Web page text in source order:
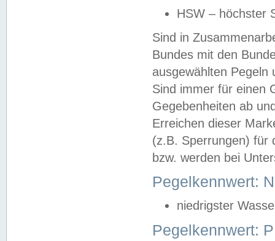
HSW – höchster
Sind in
Bundes mit den
ausgewählten
Sind immer für einen
Gegebenheiten ab
Erreichen dieser
(z.B. Sperrungen) für
bzw. werden bei
Pegelkennwert:
niedrigster
Pegelkennwert: